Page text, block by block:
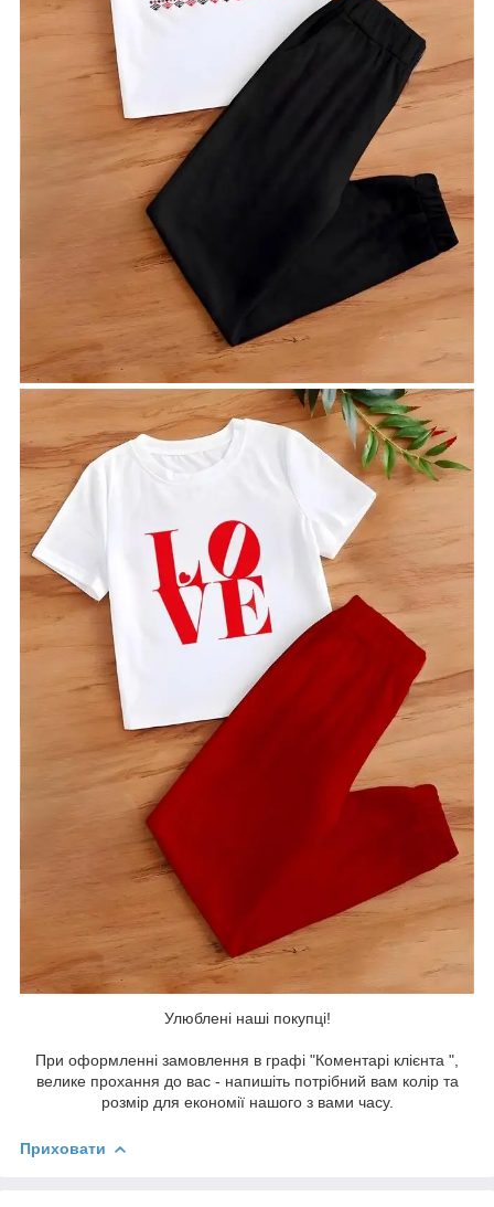
Улюблені наші покупці!
При оформленні замовлення в графі "Коментарі клієнта ",
велике прохання до вас - напишіть потрібний вам колір та
розмір для економії нашого з вами часу.
Приховати